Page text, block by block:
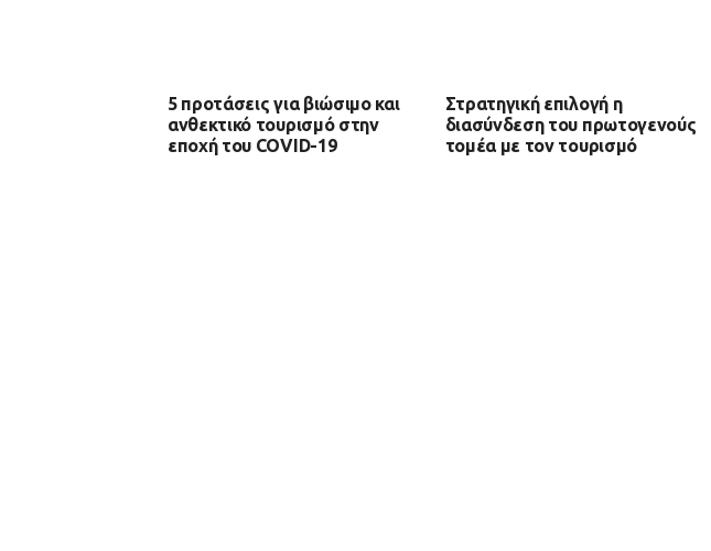
5 προτάσεις για βιώσιμο και
ανθεκτικό τουρισμό στην
εποχή του COVID-19
Στρατηγική επιλογή η
διασύνδεση του πρωτογενούς
τομέα με τον τουρισμό